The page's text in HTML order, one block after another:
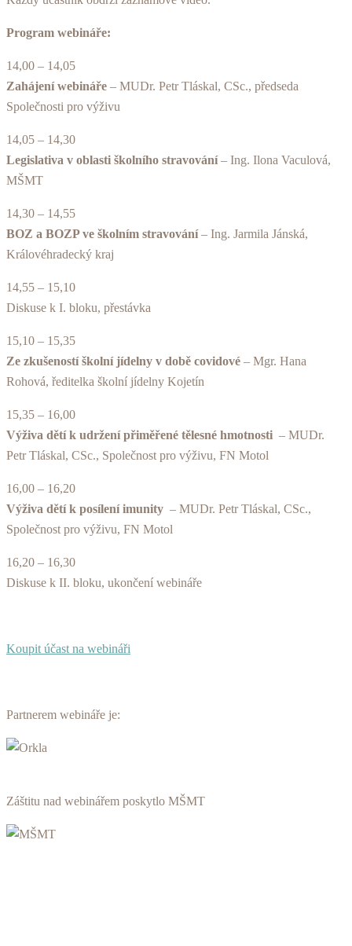
Program webináře:
14,00 – 14,05
Zahájení webináře – MUDr. Petr Tláskal, CSc., předseda
Společnosti pro výživu
14,05 – 14,30
Legislativa v oblasti školního stravování– Ing. Ilona Vaculová,
MŠMT
14,30 – 14,55
BOZ a BOZP ve školním stravování– Ing. Jarmila Jánská,
Královéhradecký kraj
14,55 – 15,10
Diskuse k I. bloku, přestávka
15,10 – 15,35
Ze zkušeností školní jídelny v době covidové – Mgr. Hana
Rohová, ředitelka školní jídelny Kojetín
15,35 – 16,00
Výživa dětí k udržení přiměřené tělesné hmotnosti – MUDr.
Petr Tláskal, CSc., Společnost pro výživu, FN Motol
16,00 – 16,20
Výživa dětí k posílení imunity – MUDr. Petr Tláskal, CSc.,
Společnost pro výživu, FN Motol
16,20 – 16,30
Diskuse k II. bloku, ukončení webináře
Koupit účast na webináři
Partnerem webináře je:
Záštitu nad webinářem poskytlo MŠMT